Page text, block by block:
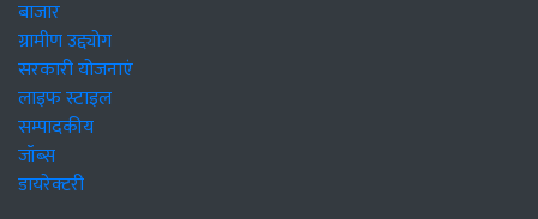
बाजार
ग्रामीण उद्द्योग
सरकारी योजनाएं
लाइफ स्टाइल
सम्पादकीय
जॉब्स
डायरेक्टरी